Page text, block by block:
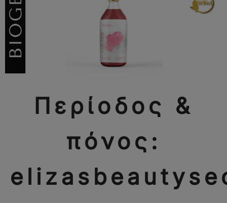
Περίοδος &
πόνος: